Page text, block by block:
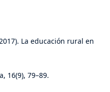
La educación rural en
16(9), 79–89.